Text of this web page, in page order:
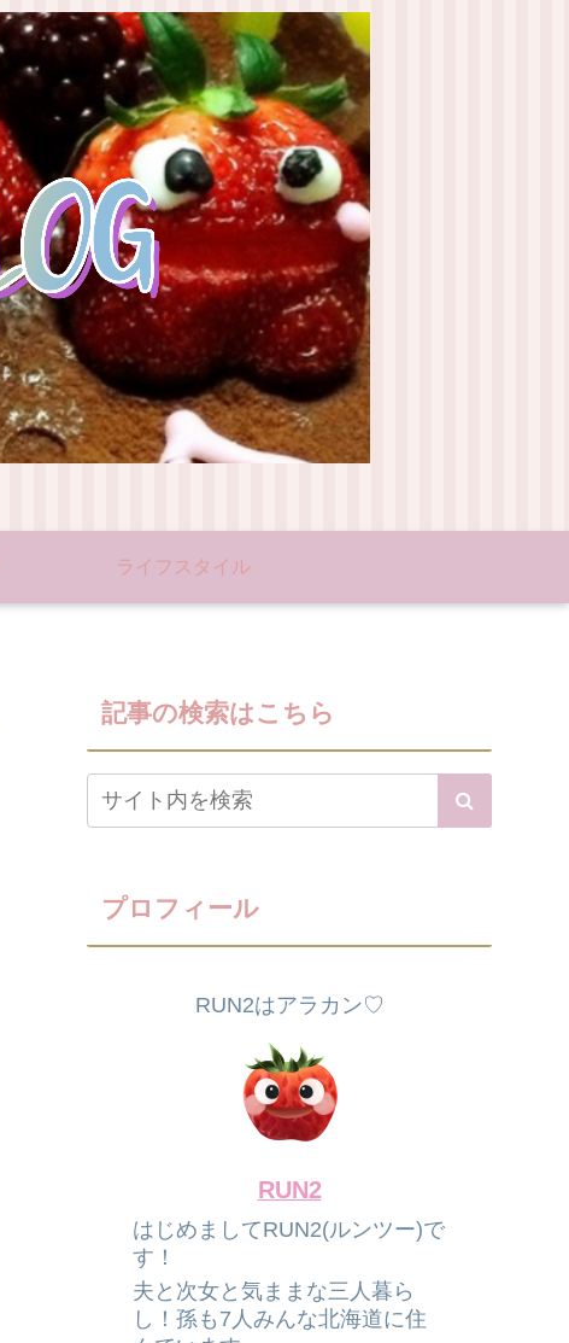
ライフスタイル
記事の検索はこちら
プロフィール
RUN2はアラカン♡
RUN2
はじめましてRUN2(ルンツー)で
す！
夫と次女と気ままな三人暮ら
し！孫も7人みんな北海道に住